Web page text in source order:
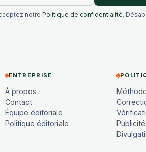
notre Politique de confidentialité.
ENTREPRISE
À propos
Contact
Équipe éditoriale
Politique éditoriale
Publicité